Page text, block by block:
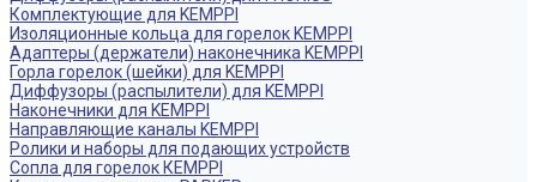
Комплектующие для KEMPPI
Изоляционные кольца для горелок KEMPPI
Адаптеры (держатели) наконечника KEMPPI
Горла горелок (шейки) для KEMPPI
Диффузоры (распылители) для KEMPPI
Наконечники для KEMPPI
Направляющие каналы KEMPPI
Ролики и наборы для подающих устройств
Сопла для горелок КЕМPPI